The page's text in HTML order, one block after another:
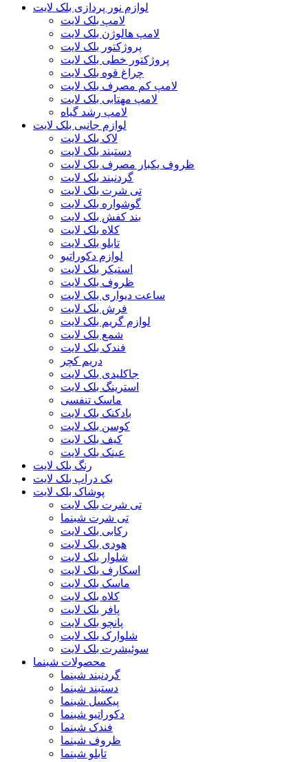
لوازم نور پردازی بلک لایت
لامپ بلک لایت
لامپ هالوژن بلک لایت
پروژکتور بلک لایت
پروژکتور خطی بلک لایت
چراغ قوه بلک لایت
لامپ کم مصرف بلک لایت
لامپ مهتابی بلک لایت
لامپ رشد گیاه
لوازم جانبی بلک لایت
لاک بلک لایت
دستبند بلک لایت
ظروف یکبار مصرف بلک لایت
گردنبند بلک لایت
تی شرت بلک لایت
گوشواره بلک لایت
بند کفش بلک لایت
کلاه بلک لایت
تابلو بلک لایت
لوازم دکوراتیو
استیکر بلک لایت
ظروف بلک لایت
ساعت دیواری بلک لایت
فرش بلک لایت
لوازم گریم بلک لایت
شمع بلک لایت
فندک بلک لایت
دریم کچر
جاکلیدی بلک لایت
استرینگ بلک لایت
ماسک تنفسی
بادکنک بلک لایت
کوسن بلک لایت
کیف بلک لایت
عینک بلک لایت
رنگ بلک لایت
بک دراپ بلک لایت
پوشاک بلک لایت
تی شرت بلک لایت
تی شرت شبنما
رکابی بلک لایت
هودی بلک لایت
شلوار بلک لایت
اسکارف بلک لایت
ماسک بلک لایت
کلاه بلک لایت
پافر بلک لایت
پانچو بلک لایت
شلوارک بلک لایت
سوئیشرت بلک لایت
محصولات شبنما
گردنبند شبنما
دستبند شبنما
پیکسل شبنما
دکوراتیو شبنما
فندک شبنما
ظروف شبنما
تابلو شبنما